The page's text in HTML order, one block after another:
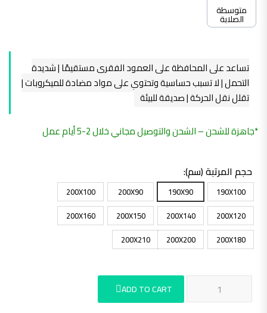
متوسطة
الصلابة
تساعد على المحافظة على العمود الفقري مستقيمًا | شديدة
التحمل | لا تسبب حساسية وتحتوي على مواد مضادة للميكروبات |
تقلل نقل الحركة | صديقة للبيئة
*جاهزة للشحن – الشحن والتوصيل مجاني خلال 2-5 أيام عمل
حجم المرتبة (سم)
190X100
190X90
200X90
200X100
200X120
200X140
200X150
200X160
200X180
200X200
200X210
مرتبة أمارا من فوم اللاتكس الطبيعي – متوسطة الصلابة quantity
ADD TO CART